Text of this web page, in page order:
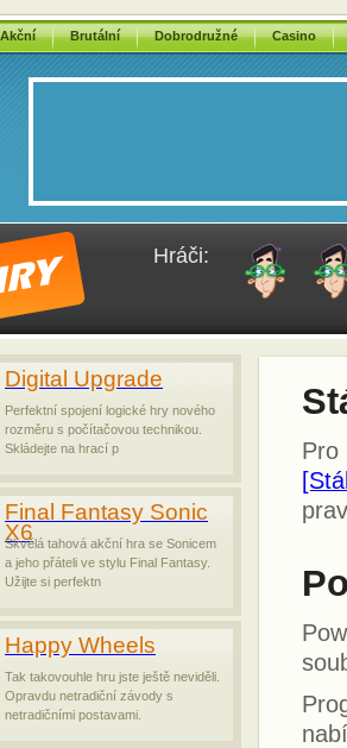
Akční Brutální Dobrodružné Casino
Hráči:
Digital Upgrade
Perfektní spojení logické hry nového
rozměru s počítačovou technikou.
Skládejte na hrací p
Final Fantasy Sonic
X6
Skvělá tahová akční hra se Sonicem
a jeho přáteli ve stylu Final Fantasy.
Užijte si perfektn
Happy Wheels
Tak takovouhle hru jste ještě neviděli.
Opravdu netradiční závody s
netradičními postavami.
Pro